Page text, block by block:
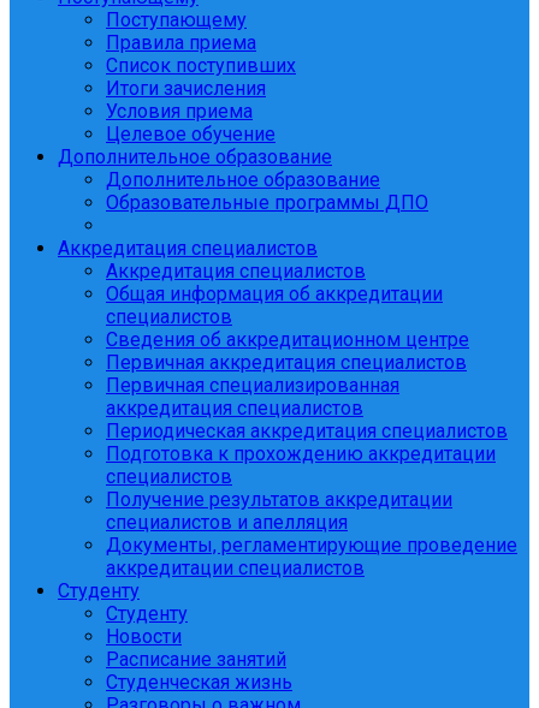
Поступающему
Правила приема
Список поступивших
Итоги зачисления
Условия приема
Целевое обучение
Дополнительное образование
Дополнительное образование
Образовательные программы ДПО
Аккредитация специалистов
Аккредитация специалистов
Общая информация об аккредитации
специалистов
Сведения об аккредитационном центре
Первичная аккредитация специалистов
Первичная специализированная
аккредитация специалистов
Периодическая аккредитация специалистов
Подготовка к прохождению аккредитации
специалистов
Получение результатов аккредитации
специалистов и апелляция
Документы, регламентирующие проведение
аккредитации специалистов
Студенту
Студенту
Новости
Расписание занятий
Студенческая жизнь